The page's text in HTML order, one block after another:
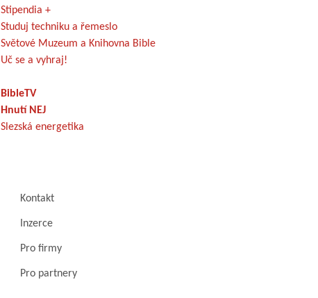
Stipendia +
Studuj techniku a řemeslo
Světové Muzeum a Knihovna Bible
Uč se a vyhraj!
BibleTV
Hnutí NEJ
Slezská energetika
Kontakt
Inzerce
Pro firmy
Pro partnery